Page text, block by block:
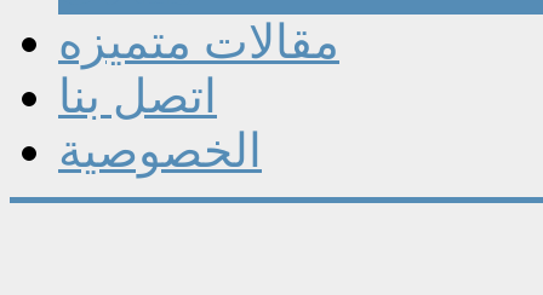
مقالات متميزه
اتصل بنا
الخصوصية